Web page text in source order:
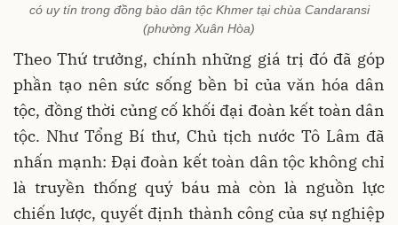
có uy tín trong đồng bào dân tộc Khmer tại chùa Candaransi
(phường Xuân Hòa)
Theo Thứ trưởng, chính những giá trị đó đã góp
phần tạo nên sức sống bền bỉ của văn hóa dân
tộc, đồng thời củng cố khối đại đoàn kết toàn dân
tộc. Như Tổng Bí thư, Chủ tịch nước Tô Lâm đã
nhấn mạnh: Đại đoàn kết toàn dân tộc không chỉ
là truyền thống quý báu mà còn là nguồn lực
chiến lược, quyết định thành công của sự nghiệp